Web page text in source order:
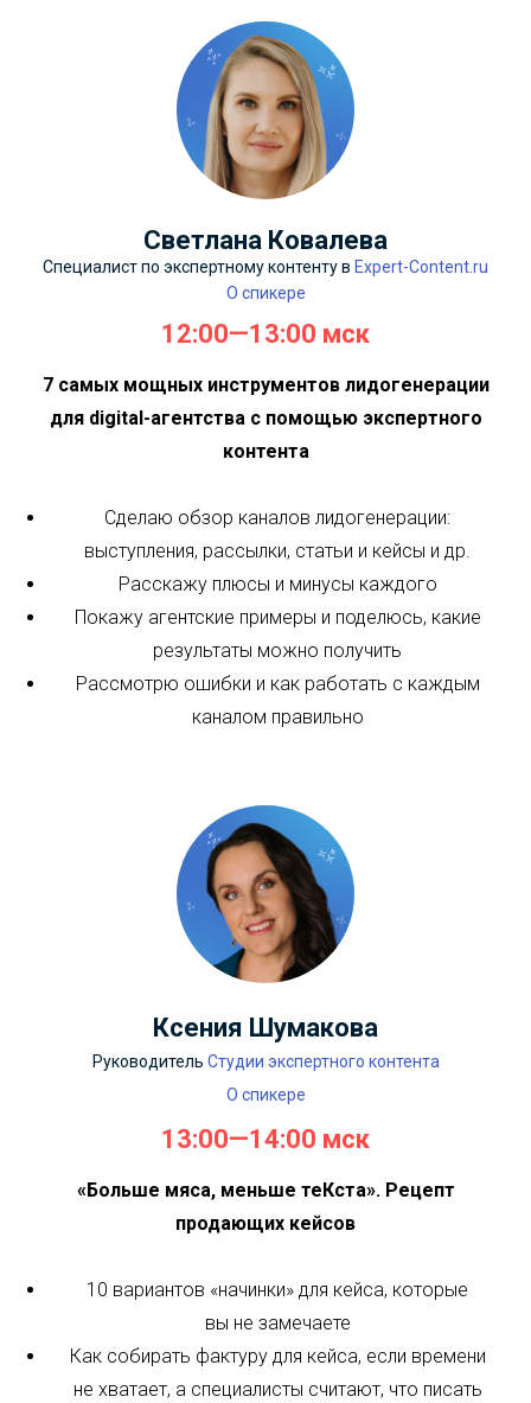
Светлана Ковалева
Специалист по экспертному контенту в Expert-Content.ru
О спикере
12:00—13:00 мск
7 самых мощных инструментов лидогенерации
для digital-агентства с помощью экспертного
контента
Сделаю обзор каналов лидогенерации:
выступления, рассылки, статьи и кейсы и др.
Расскажу плюсы и минусы каждого
Покажу агентские примеры и поделюсь, какие
результаты можно получить
Рассмотрю ошибки и как работать с каждым
каналом правильно
Ксения Шумакова
Руководитель Студии экспертного контента
О спикере
13:00—14:00 мск
«Больше мяса, меньше теКста». Рецепт
продающих кейсов
10 вариантов «начинки» для кейса, которые
вы не замечаете
Как собирать фактуру для кейса, если времени
не хватает, а специалисты считают, что писать